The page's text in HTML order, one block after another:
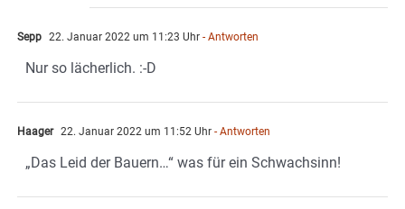
Sepp 22. Januar 2022 um 11:23 Uhr - Antworten
Nur so lächerlich. :-D
Haager 22. Januar 2022 um 11:52 Uhr - Antworten
„Das Leid der Bauern…“ was für ein Schwachsinn!